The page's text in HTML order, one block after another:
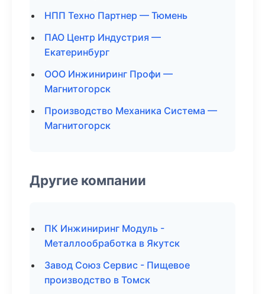
НПП Техно Партнер — Тюмень
ПАО Центр Индустрия —
Екатеринбург
ООО Инжиниринг Профи —
Магнитогорск
Производство Механика Система —
Магнитогорск
Другие компании
ПК Инжиниринг Модуль -
Металлообработка в Якутск
Завод Союз Сервис - Пищевое
производство в Томск